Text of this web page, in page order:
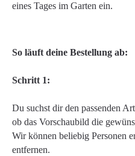
eines Tages im Garten ein.
So läuft deine Bestellung ab:
Schritt 1:
Du suchst dir den passenden
ob das Vorschaubild die
Wir können beliebig Personen
entfernen.